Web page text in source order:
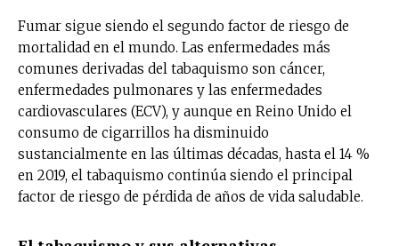
Fumar sigue siendo el segundo factor de riesgo de
mortalidad en el mundo. Las enfermedades más
comunes derivadas del tabaquismo son cáncer,
enfermedades pulmonares y las enfermedades
cardiovasculares (ECV), y aunque en Reino Unido el
consumo de cigarrillos ha disminuido
sustancialmente en las últimas décadas, hasta el 14 %
en 2019, el tabaquismo continúa siendo el principal
factor de riesgo de pérdida de años de vida saludable.